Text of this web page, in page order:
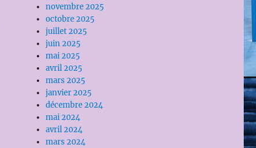
novembre 2025
octobre 2025
juillet 2025
juin 2025
mai 2025
avril 2025
mars 2025
janvier 2025
décembre 2024
mai 2024
avril 2024
mars 2024